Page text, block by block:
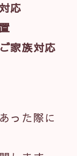
応
家族対応
った際に